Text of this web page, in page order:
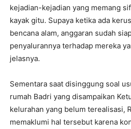
kejadian-kejadian yang memang
kayak gitu. Supaya ketika ada
bencana alam, anggaran sudah
penyalurannya terhadap mereka
jelasnya.
Sementara saat disinggung soal
rumah Badri yang disampaikan
kelurahan yang belum terealisasi,
memaklumi hal tersebut karena